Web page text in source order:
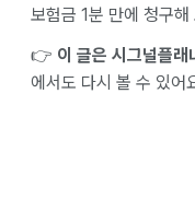
보험금 1분 만에 청구해
👉 이 글은 시그널플
에서도 다시 볼 수 있어